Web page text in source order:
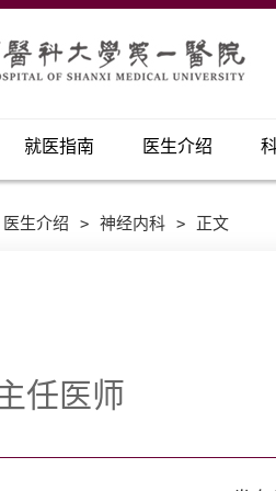
就医指南 医生介绍
医生介绍 > 神经内科 > 正文
任医师